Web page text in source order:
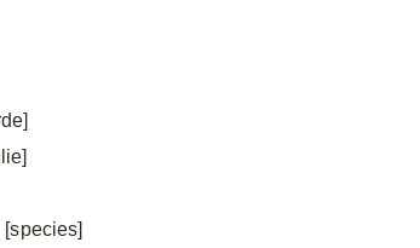
[species]